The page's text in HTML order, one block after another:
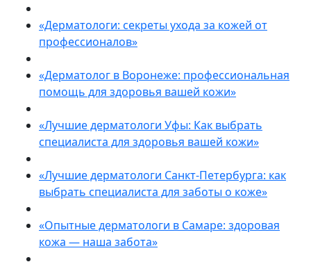
«Дерматологи: секреты ухода за кожей от
профессионалов»
«Дерматолог в Воронеже: профессиональная
помощь для здоровья вашей кожи»
«Лучшие дерматологи Уфы: Как выбрать
специалиста для здоровья вашей кожи»
«Лучшие дерматологи Санкт-Петербурга: как
выбрать специалиста для заботы о коже»
«Опытные дерматологи в Самаре: здоровая
кожа — наша забота»